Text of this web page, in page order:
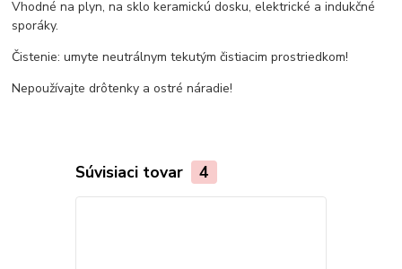
Vhodné na plyn, na sklo keramickú dosku, elektrické a indukčné
sporáky.
Čistenie: umyte neutrálnym tekutým čistiacim prostriedkom!
Nepoužívajte drôtenky a ostré náradie!
Súvisiaci tovar 4